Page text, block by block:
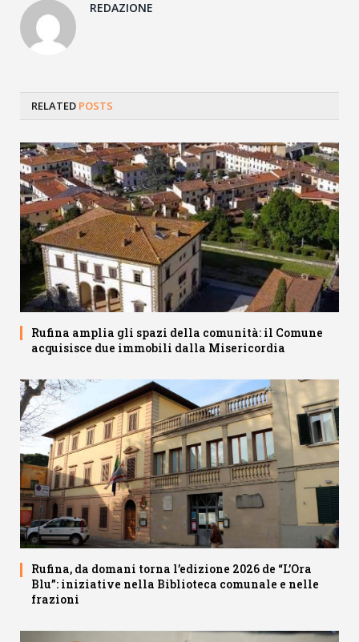
REDAZIONE
RELATED POSTS
Rufina amplia gli spazi della comunità: il Comune
acquisisce due immobili dalla Misericordia
Rufina, da domani torna l’edizione 2026 de “L’Ora
Blu”: iniziative nella Biblioteca comunale e nelle
frazioni